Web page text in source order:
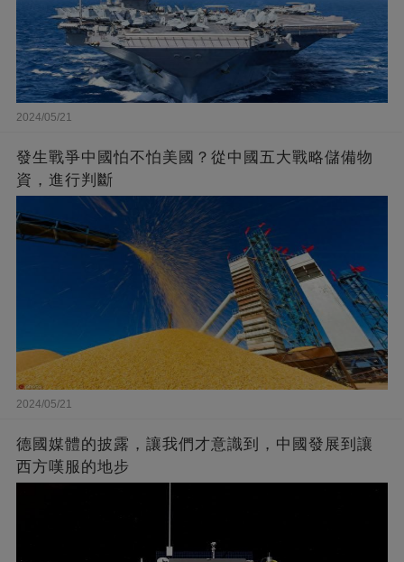
2024/05/21
發生戰爭中國怕不怕美國？從中國五大戰略儲備物
資，進行判斷
2024/05/21
德國媒體的披露，讓我們才意識到，中國發展到讓
西方嘆服的地步